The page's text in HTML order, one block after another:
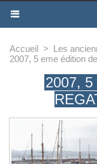
Accueil > Les
2007, 5 eme édition
2007,